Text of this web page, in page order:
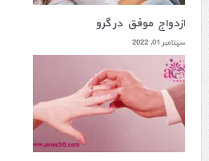
ازدواج موفق در گرو
سپتامبر 01, 2022